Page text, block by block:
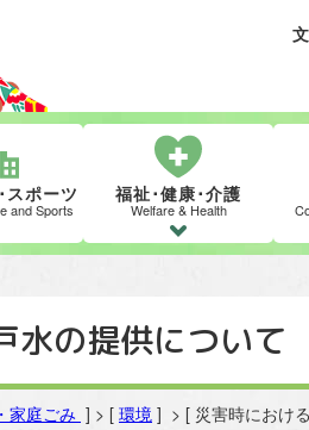
スポーツ
and Sports
福祉･健康･介護
Welfare & Health
水の提供について
家庭ごみ ] > [ 環境 ] > [ 災害時におけ